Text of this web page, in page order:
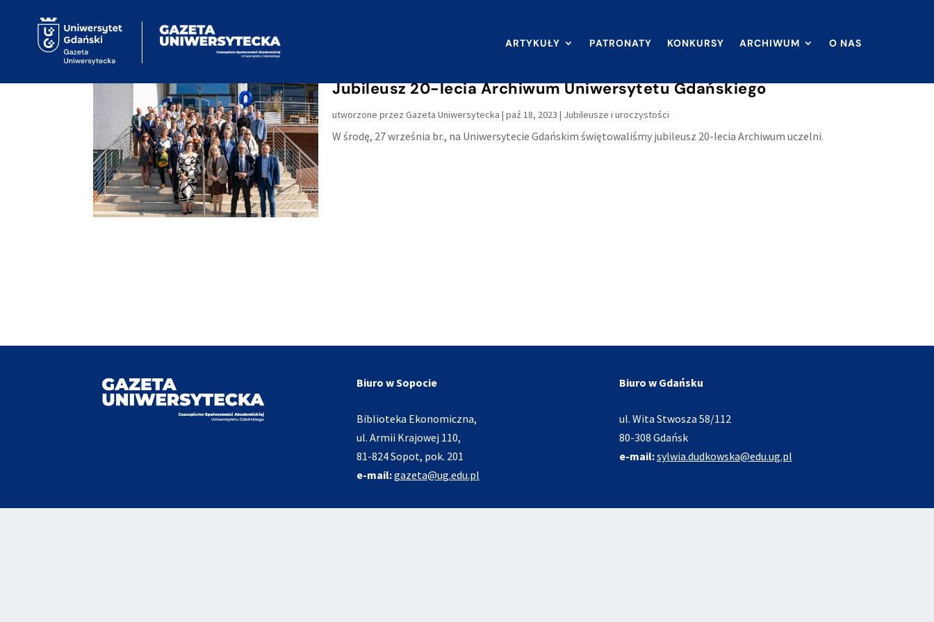
ARTYKUŁY PATRONATY KONKURSY ARCHIWUM O NAS
Jubileusz 20-lecia Archiwum Uniwersytetu Gdańskiego
utworzone przezGazeta Uniwersytecka |paź 18, 2023 | Jubileusze i uroczystości
W środę, 27 września br., na Uniwersytecie Gdańskim świętowaliśmy jubileusz 20-lecia Archiwum uczelni.
Biuro w Sopocie
Biblioteka Ekonomiczna,
ul. Armii Krajowej 110,
81-824 Sopot, pok. 201
e-mail:gazeta@ug.edu.pl
Biuro w Gdańsku
ul. Wita Stwosza 58/112
80-308 Gdańsk
e-mail:sylwia.dudkowska@edu.ug.pl